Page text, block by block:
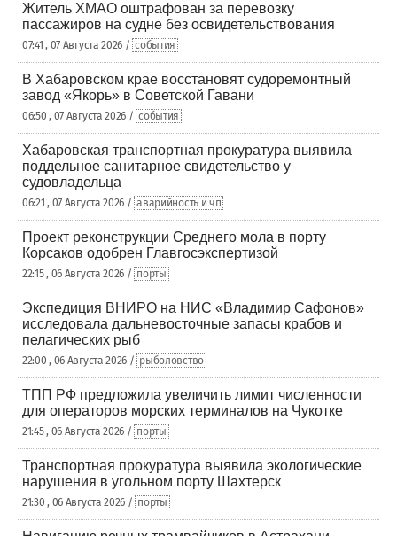
Житель ХМАО оштрафован за перевозку
пассажиров на судне без освидетельствования
07:41 , 07 Августа 2026 / события
В Хабаровском крае восстановят судоремонтный
завод «Якорь» в Советской Гавани
06:50 , 07 Августа 2026 / события
Хабаровская транспортная прокуратура выявила
поддельное санитарное свидетельство у
судовладельца
06:21 , 07 Августа 2026 / аварийность и чп
Проект реконструкции Среднего мола в порту
Корсаков одобрен Главгосэкспертизой
22:15 , 06 Августа 2026 / порты
Экспедиция ВНИРО на НИС «Владимир Сафонов»
исследовала дальневосточные запасы крабов и
пелагических рыб
22:00 , 06 Августа 2026 / рыболовство
ТПП РФ предложила увеличить лимит численности
для операторов морских терминалов на Чукотке
21:45 , 06 Августа 2026 / порты
Транспортная прокуратура выявила экологические
нарушения в угольном порту Шахтерск
21:30 , 06 Августа 2026 / порты